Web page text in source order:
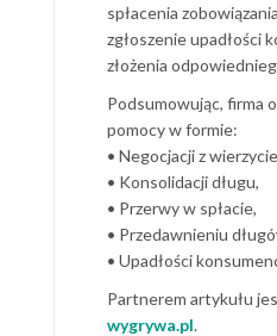
spłacenia
zgłoszenie upadłości
złożenia
Podsumowując, firma
pomocy w formie:
• Negocjacji z
• Konsolidacji długu,
• Przerwy w spłacie,
• Przedawnieniu
• Upadłości
Partnerem artykułu
wygrywa.pl.